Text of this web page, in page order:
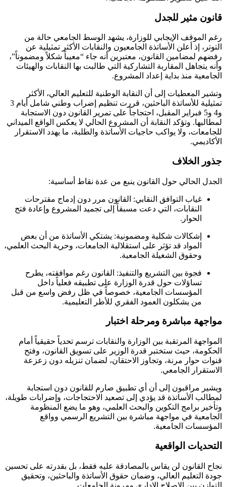
قانون مثير للجدل
رغم الموقف الإيجابي للوزارة، يشهد الوسط الجامعي حالة من
التوتر، إذ أعلن الأساتذة الجامعيون والنقابات الأكثر تمثيلية عن
رفضهم لمضامين القانون، معتبرين أنه جاء “معيباً شكلاً ومضموناً”،
وأنه يتجاهل المقاربة التشاركية التي طالبت بها النقابات والهيئات
الجامعية منذ بداية إعداد المشروع.
وتشير المعطيات إلى أن النقابة الوطنية للتعليم العالي، الأكثر
تمثيلية للأساتذة الباحثين، قررت تنظيم إضراب وطني شامل أيام 3
و4 و5 فبراير المقبل، احتجاجاً على تمرير القانون دون الاستجابة
لمطالبها. وتؤكد النقابة أن المشروع الحالي لا يعكس الواقع الميداني
للجامعات، ولا يواكب حاجيات الأساتذة والطلبة، ما يهدد الاستقرار
الأكاديمي.
جذور الخلاف
الجدل الحالي حول القانون ينبع من عدة نقاط أساسية:
غياب التوافق النقابي: القانون مرر دون إدماج مقترحات
النقابات، التي دعت مسبقاً إلى تجميد المشروع وإعادة فتح
الحوار.
إشكالات شكلية ومضمونية: يشتكي الأساتذة من أن بعض
المواد قد تؤثر على استقلالية الجامعات، وحرية البحث العلمي،
وحقوق الشغيلة الجامعية.
فجوة بين التشريع والتنفيذ: القانون رغم موافقته، يطرح
تساؤلات حول قدرة الوزارة على تطبيقه فعلياً داخل
المؤسسات الجامعية، خصوصاً في ظل رفض واسع من قبل
من يشكلون العمود الفقري للأطر التعليمية.
مواجهة مباشرة ومرحلة اختبار
المواجهة المرتقبة بين الوزارة والنقابات ترسم تحدياً حقيقياً أمام
الحكومة، حيث ستختبر قدرة الوزير على تسويق القانون، وفتح
قنوات حوار مرنة، وتجاوز الاحتقان، لضمان تنزيله دون زعزعة
الاستقرار الجامعي.
ويشير مراقبون إلى أن أي تطبيق صارم للقانون دون استجابة
لمطالب الأساتذة قد يؤدي إلى تصعيد الاحتجاجات، وإضرابات طويلة،
وتأخير برامج التكوين والبحث العلمي، وهو ما يضع المنظومة
الجامعية في مواجهة مباشرة بين التشريع الرسمي وواقع
المؤسسات الجامعية.
التحديات الواقعية
نجاح القانون لن يقاس بالمصادقة عليه فقط، بل بقدرته على تحسين
جودة التعليم العالي، وضمان حقوق الأساتذة والباحثين، وتحقيق
التوازن بين الإصلاح الإداري ومرونة الجامعات.